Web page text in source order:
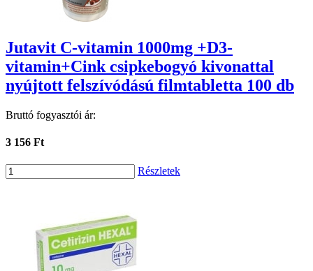
Jutavit C-vitamin 1000mg +D3-
vitamin+Cink csipkebogyó kivonattal
nyújtott felszívódású filmtabletta 100 db
Bruttó fogyasztói ár:
3 156 Ft
Részletek